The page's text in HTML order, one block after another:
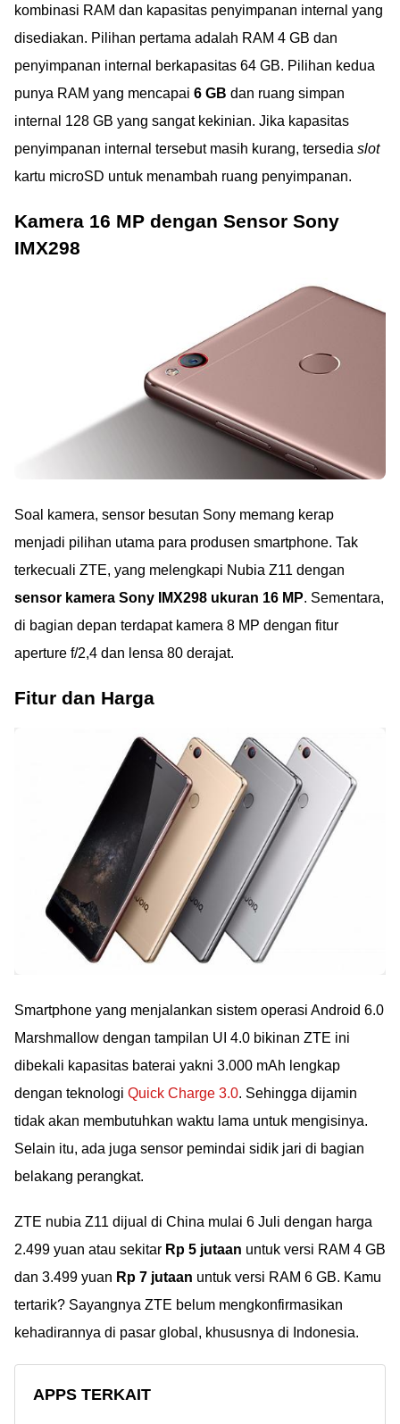
kombinasi RAM dan kapasitas penyimpanan internal yang
disediakan. Pilihan pertama adalah RAM 4 GB dan
penyimpanan internal berkapasitas 64 GB. Pilihan kedua
punya RAM yang mencapai 6 GB dan ruang simpan
internal 128 GB yang sangat kekinian. Jika kapasitas
penyimpanan internal tersebut masih kurang, tersedia slot
kartu microSD untuk menambah ruang penyimpanan.
Kamera 16 MP dengan Sensor Sony
IMX298
Soal kamera, sensor besutan Sony memang kerap
menjadi pilihan utama para produsen smartphone. Tak
terkecuali ZTE, yang melengkapi Nubia Z11 dengan
sensor kamera Sony IMX298 ukuran 16 MP. Sementara,
di bagian depan terdapat kamera 8 MP dengan fitur
aperture f/2,4 dan lensa 80 derajat.
Fitur dan Harga
Smartphone yang menjalankan sistem operasi Android 6.0
Marshmallow dengan tampilan UI 4.0 bikinan ZTE ini
dibekali kapasitas baterai yakni 3.000 mAh lengkap
dengan teknologi Quick Charge 3.0. Sehingga dijamin
tidak akan membutuhkan waktu lama untuk mengisinya.
Selain itu, ada juga sensor pemindai sidik jari di bagian
belakang perangkat.
ZTE nubia Z11 dijual di China mulai 6 Juli dengan harga
2.499 yuan atau sekitar Rp 5 jutaan untuk versi RAM 4 GB
dan 3.499 yuan Rp 7 jutaan untuk versi RAM 6 GB. Kamu
tertarik? Sayangnya ZTE belum mengkonfirmasikan
kehadirannya di pasar global, khususnya di Indonesia.
APPS TERKAIT